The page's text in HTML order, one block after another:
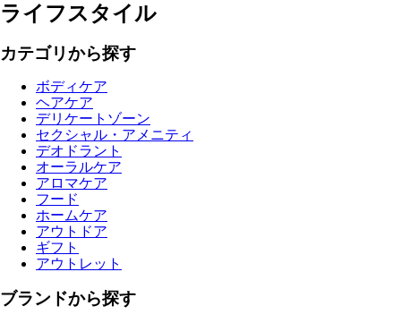
ライフスタイル
カテゴリから探す
ボディケア
ヘアケア
デリケートゾーン
セクシャル・アメニティ
デオドラント
オーラルケア
アロマケア
フード
ホームケア
アウトドア
ギフト
アウトレット
ブランドから探す